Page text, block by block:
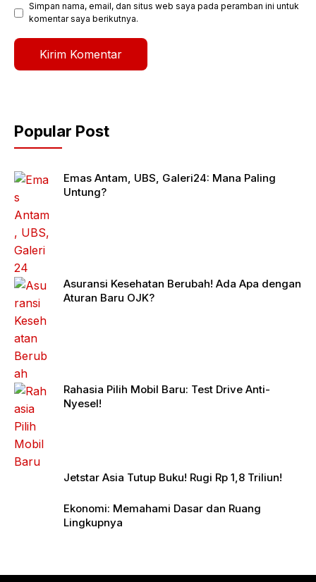
Simpan nama, email, dan situs web saya pada peramban ini untuk
komentar saya berikutnya.
Popular Post
Emas Antam, UBS, Galeri24: Mana Paling
Untung?
Asuransi Kesehatan Berubah! Ada Apa dengan
Aturan Baru OJK?
Rahasia Pilih Mobil Baru: Test Drive Anti-
Nyesel!
Jetstar Asia Tutup Buku! Rugi Rp 1,8 Triliun!
Ekonomi: Memahami Dasar dan Ruang
Lingkupnya